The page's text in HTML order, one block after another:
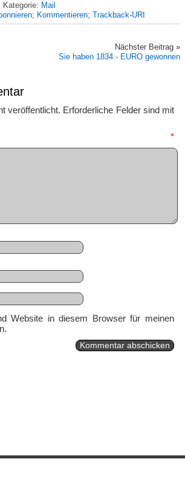
Kategorie: Mail
; Kommentieren; Trackback-URI
Nächster Beitrag »
Sie haben 1834.- EURO gewonnen
veröffentlicht. Erforderliche Felder sind mit
*
Website in diesem Browser für meinen